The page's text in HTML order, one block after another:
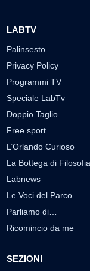
LABTV
Palinsesto
Privacy Policy
Programmi TV
Speciale LabTv
Doppio Taglio
Free sport
L’Orlando Curioso
La Bottega di Filosofia
Labnews
Le Voci del Parco
Parliamo di…
Ricomincio da me
SEZIONI